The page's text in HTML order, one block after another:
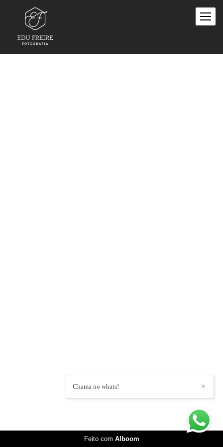
✕
Chama no whats!
Feito com Alboom